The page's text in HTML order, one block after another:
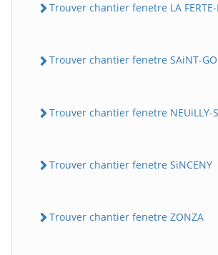
Trouver chantier fenetre LA
Trouver chantier fenetre SAiNT-
Trouver chantier fenetre NEUiLLY-
Trouver chantier fenetre SiNCENY
Trouver chantier fenetre ZONZA